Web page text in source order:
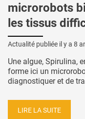
microrobots
les tissus
Actualité publiée il y a 8
Une algue, Spirulina,
forme ici un
diagnostiquer et de
LIRE LA SUITE